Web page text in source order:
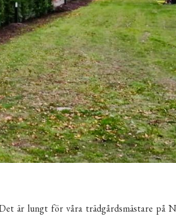
är lungt för våra trädgårdsmästare på